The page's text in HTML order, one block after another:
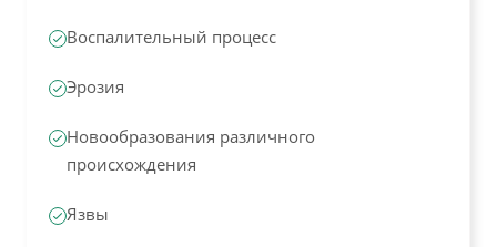
Воспалительный процесс
Эрозия
Новообразования различного
происхождения
Язвы